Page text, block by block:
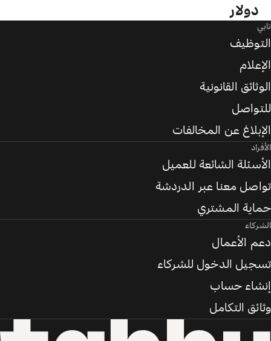
دولار
تابي
التوظيف
الإعلام
الوثائق القانونية
للتواصل
الإبلاغ عن المخالفات
الأفراد
الأسئلة الشائعة للعميل
تواصل معنا عبر الدردشة
حماية المشتري
الشركاء
دعم الأعمال
تسجيل الدخول للشركاء
إنشاء حساب
وثائق التكامل